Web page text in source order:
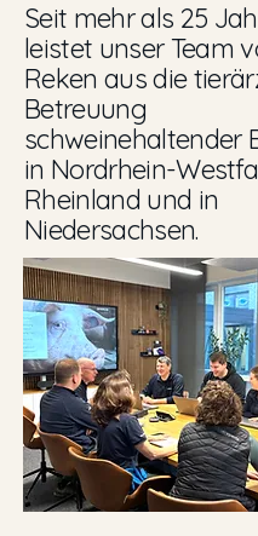
Seit mehr als 25
leistet unser Team
Reken aus die
Betreuung
schweinehaltender
in Nordrhein-
Rheinland und in
Niedersachsen.